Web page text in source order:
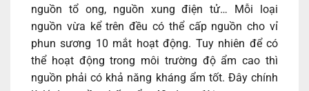
nguồn tổ ong, nguồn xung điện tử… Mỗi loại
nguồn vừa kể trên đều có thể cấp nguồn cho vỉ
phun sương 10 mắt hoạt động. Tuy nhiên để có
thể hoạt động trong môi trường độ ẩm cao thì
nguồn phải có khả năng kháng ẩm tốt. Đây chính